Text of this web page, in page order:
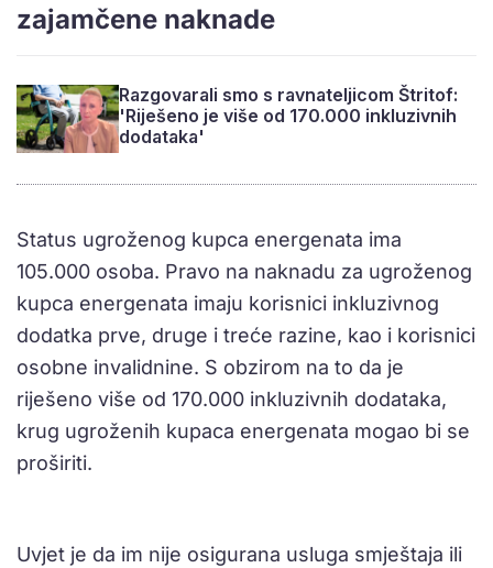
zajamčene naknade
Razgovarali smo s ravnateljicom Štritof:
'Riješeno je više od 170.000 inkluzivnih
dodataka'
Status ugroženog kupca energenata ima
105.000 osoba. Pravo na naknadu za ugroženog
kupca energenata imaju korisnici inkluzivnog
dodatka prve, druge i treće razine, kao i korisnici
osobne invalidnine. S obzirom na to da je
riješeno više od 170.000 inkluzivnih dodataka,
krug ugroženih kupaca energenata mogao bi se
proširiti.
Uvjet je da im nije osigurana usluga smještaja ili